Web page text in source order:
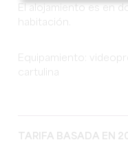
El alojamiento es en
habitación.
Equipamiento:
cartulina
TARIFA BASADA EN